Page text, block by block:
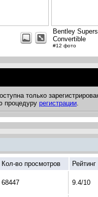
Bentley
Convertible
#12 фото
только
процедуру регистрации.
Кол-во просмотров Рейтинг
68447 9.4/10